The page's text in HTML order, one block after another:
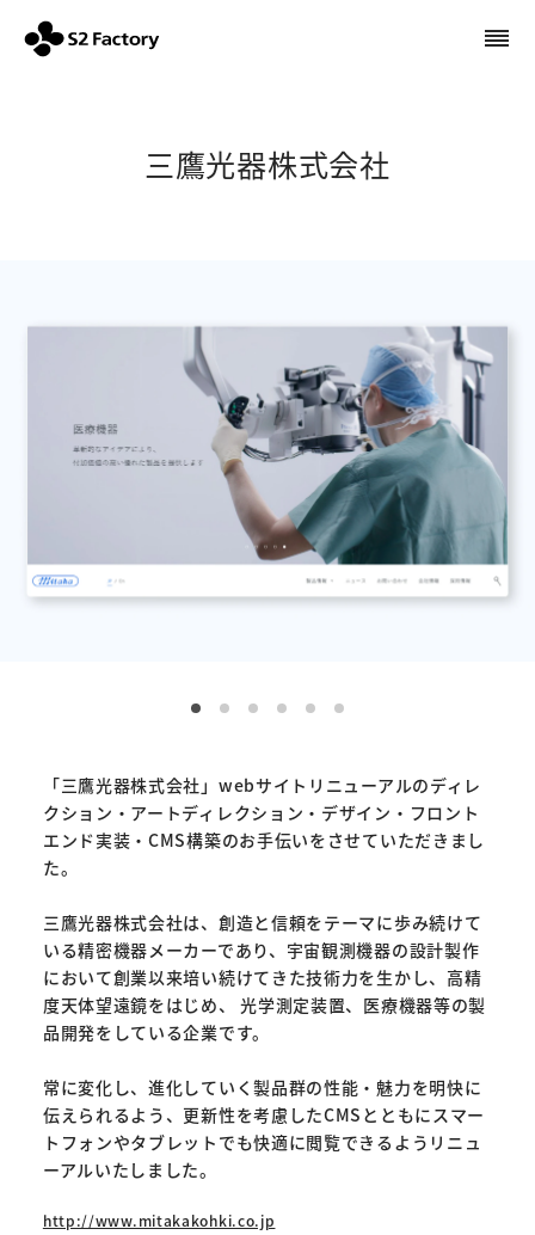
三鷹光器株式会社
「三鷹光器株式会社」webサイトリニューアルのディレ
クション・アートディレクション・デザイン・フロント
エンド実装・CMS構築のお手伝いをさせていただきまし
た。
三鷹光器株式会社は、創造と信頼をテーマに歩み続けて
いる精密機器メーカーであり、宇宙観測機器の設計製作
において創業以来培い続けてきた技術力を生かし、高精
度天体望遠鏡をはじめ、 光学測定装置、医療機器等の製
品開発をしている企業です。
常に変化し、進化していく製品群の性能・魅力を明快に
伝えられるよう、更新性を考慮したCMSとともにスマー
トフォンやタブレットでも快適に閲覧できるようリニュ
ーアルいたしました。
http://www.mitakakohki.co.jp